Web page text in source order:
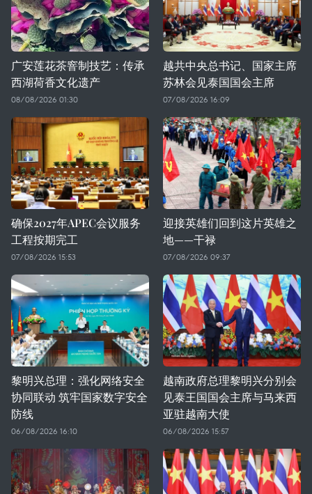
广安莲花茶窨制技艺：传承
西湖荷香文化遗产
08/08/2026 01:30
越共中央总书记、国家主席
苏林会见泰国国会主席
07/08/2026 16:09
确保2027年APEC会议服务
工程按期完工
07/08/2026 15:53
迎接英雄们回到这片英雄之
地——干禄
07/08/2026 09:37
黎明兴总理：强化网络安全
协同联动 筑牢国家数字安全
防线
06/08/2026 16:10
越南政府总理黎明兴分别会
见泰王国国会主席与马来西
亚驻越南大使
06/08/2026 15:57